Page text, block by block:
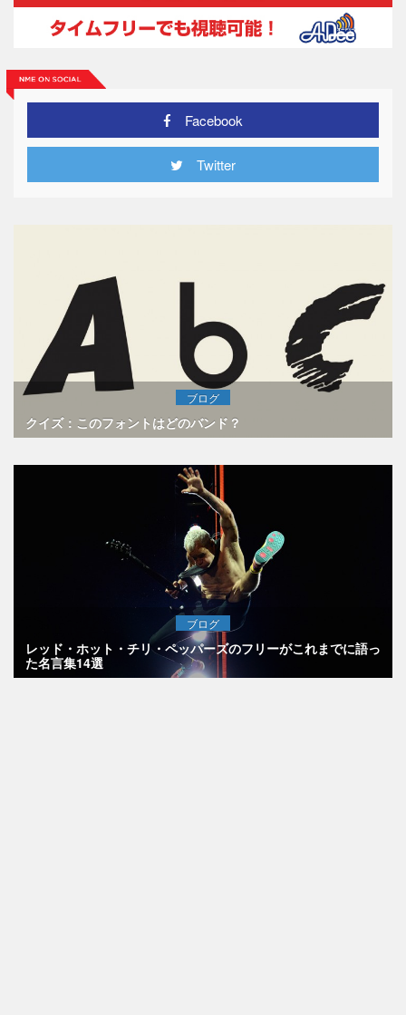
Facebook
Twitter
ブログ
クイズ：このフォントはどのバンド？
ブログ
レッド・ホット・チリ・ペッパーズのフリーがこれまでに語っ
た名言集14選